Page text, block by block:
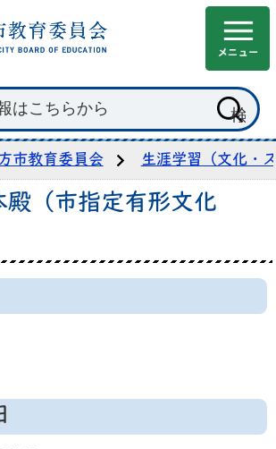
市教育委員会 生涯学習（文化・
殿（市指定有形文化